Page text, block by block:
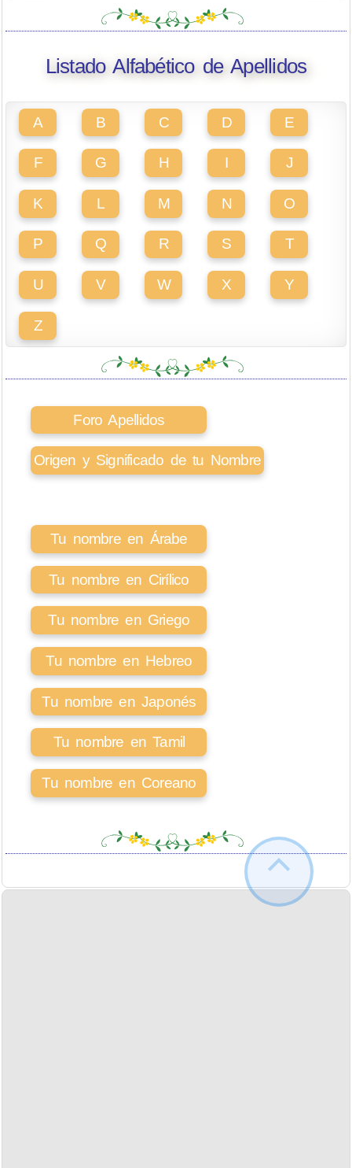
Listado Alfabético de Apellidos
A B C D E
F G H I J
K L M N O
P Q R S T
U V W X Y
Z
Foro Apellidos
Origen y Significado de tu Nombre
Tu nombre en Árabe
Tu nombre en Cirílico
Tu nombre en Griego
Tu nombre en Hebreo
Tu nombre en Japonés
Tu nombre en Tamil
Tu nombre en Coreano